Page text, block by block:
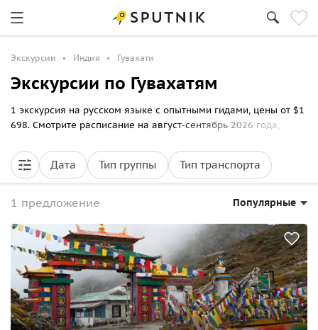
Экскурсии Индия Гувахати
Экскурсии по Гувахатям
1 экскурсия на русском языке с опытными гидами, цены от $1
698. Смотрите расписание на август-сентябрь 2026 года,
билеты онлайн на Спутник8.
Дата Тип группы Тип транспорта
1 предложение Популярные